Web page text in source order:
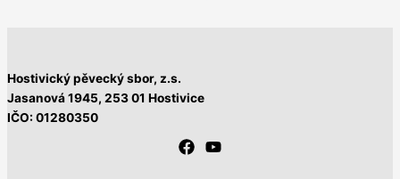
Hostivický pěvecký sbor, z.s.
Jasanová 1945, 253 01 Hostivice
IČO: 01280350